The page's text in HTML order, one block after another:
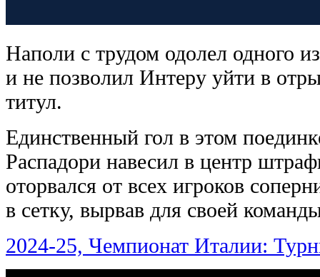
Наполи с трудом одолел одного
и не позволил Интеру уйти в
титул.
Единственный гол в этом
Распадори навесил в центр
оторвался от всех игроков
в сетку, вырвав для своей
2024-25, Чемпионат Италии: